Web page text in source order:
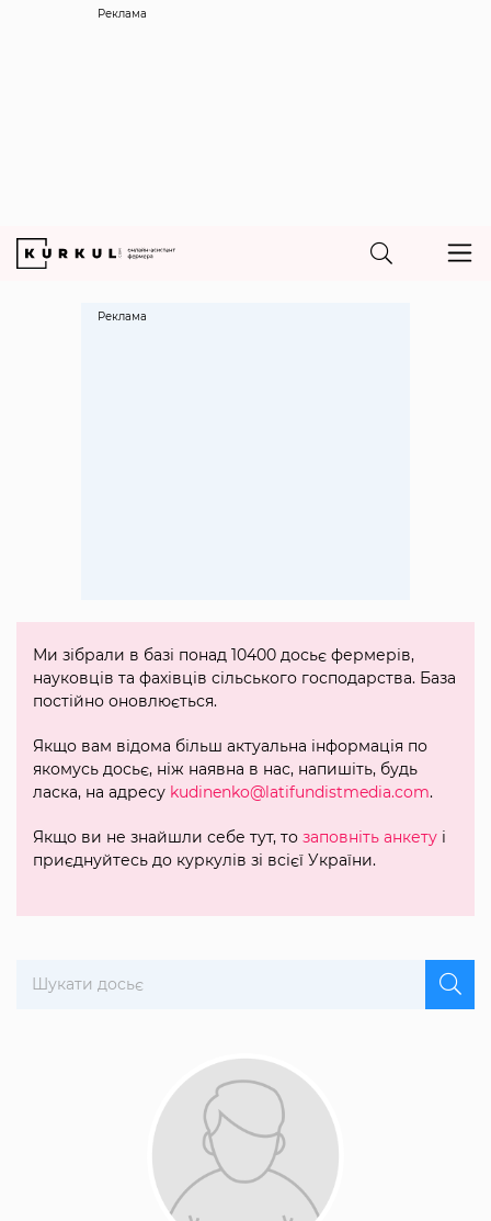
Реклама
Ми зібрали в базі понад 10400 досьє фермерів,
науковців та фахівців сільського господарства. База
постійно оновлюється.
Якщо вам відома більш актуальна інформація по
якомусь досьє, ніж наявна в нас, напишіть, будь
ласка, на адресу kudinenko@latifundistmedia.com.
Якщо ви не знайшли себе тут, то заповніть анкету і
приєднуйтесь до куркулів зі всієї України.
Реклама